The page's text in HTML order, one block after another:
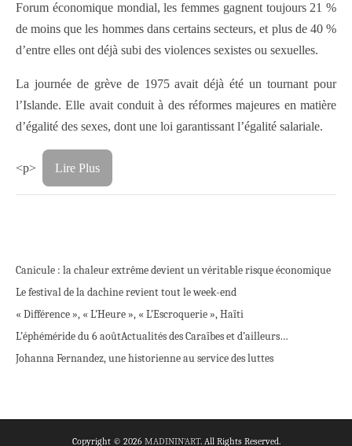
Forum économique mondial, les femmes gagnent toujours 21 %
de moins que les hommes dans certains secteurs, et plus de 40 %
d’entre elles ont déjà subi des violences sexistes ou sexuelles.
La journée de grève de 1975 avait déjà été un tournant pour
l’Islande. Elle avait conduit à des réformes majeures en matière
d’égalité des sexes, dont une loi garantissant l’égalité salariale.
<p> Lire Plus
Canicule : la chaleur extrême devient un véritable risque économique
Le festival de la dachine revient tout le week-end
« Différence », « L’Heure », « L’Escroquerie », Haïti
L’éphéméride du 6 aoûtActualités des Caraïbes et d’ailleurs…
Johanna Fernandez, une historienne au service des luttes
Copyright © 2026 MADININ'ART. All Rights Reserved.